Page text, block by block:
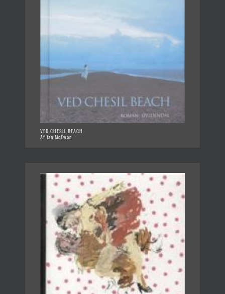
VED CHESIL BEACH
Af Ian McEwan